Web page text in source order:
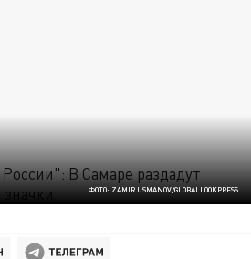
ФОТО: ZAMIR USMANOV/GLOBALLOOKPRESS